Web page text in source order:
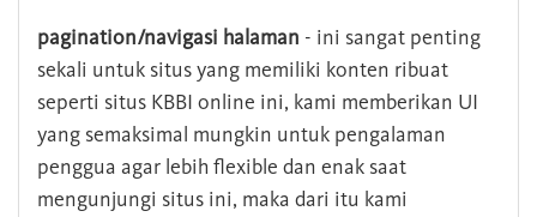
pagination/navigasi halaman - ini sangat penting
sekali untuk situs yang memiliki konten ribuat
seperti situs KBBI online ini, kami memberikan UI
yang semaksimal mungkin untuk pengalaman
penggua agar lebih flexible dan enak saat
mengunjungi situs ini, maka dari itu kami